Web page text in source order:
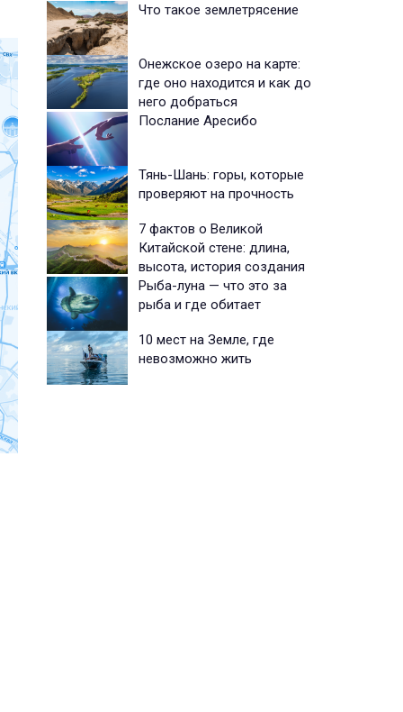
Что такое землетрясение
Онежское озеро на карте:
где оно находится и как до
него добраться
Послание Аресибо
Тянь-Шань: горы, которые
проверяют на прочность
7 фактов о Великой
Китайской стене: длина,
высота, история создания
Рыба-луна — что это за
рыба и где обитает
10 мест на Земле, где
невозможно жить